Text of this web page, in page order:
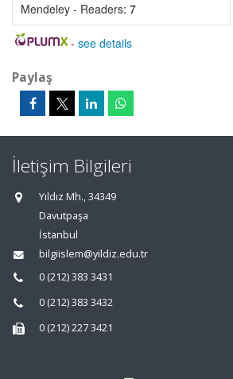
Mendeley - Readers: 7
- see details
Paylaş
İletişim Bilgileri
Yıldız Mh., 34349
Davutpaşa
İstanbul
bilgiislem@yildiz.edu.tr
0 (212) 383 3431
0 (212) 383 3432
0 (212) 227 3421